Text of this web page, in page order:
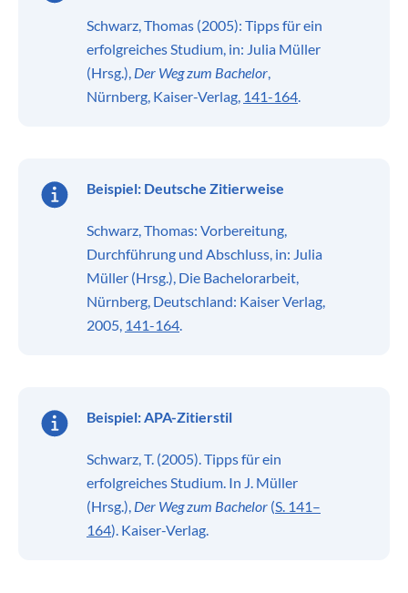
Schwarz, Thomas (2005): Tipps für ein
erfolgreiches Studium, in: Julia Müller
(Hrsg.), Der Weg zum Bachelor,
Nürnberg, Kaiser-Verlag, 141-164.
Beispiel: Deutsche Zitierweise
Schwarz, Thomas: Vorbereitung,
Durchführung und Abschluss, in: Julia
Müller (Hrsg.), Die Bachelorarbeit,
Nürnberg, Deutschland: Kaiser Verlag,
2005, 141-164.
Beispiel:APA-Zitierstil
Schwarz, T. (2005). Tipps für ein
erfolgreiches Studium. In J. Müller
(Hrsg.), Der Weg zum Bachelor (S. 141–
164). Kaiser-Verlag.